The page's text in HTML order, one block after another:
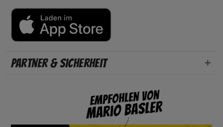
Partner & Sicherheit